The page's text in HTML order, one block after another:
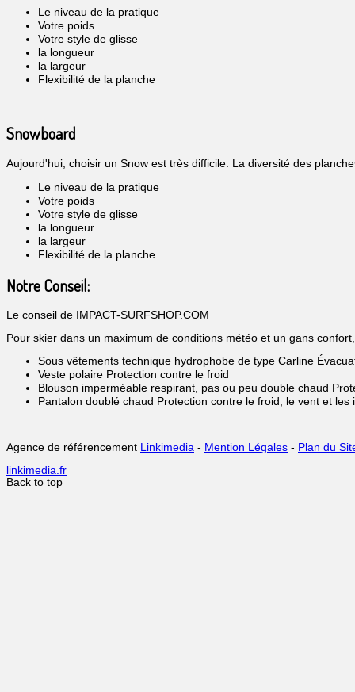
Le niveau de la pratique
Votre poids
Votre style de glisse
la longueur
la largeur
Flexibilité de la planche
Snowboard
Aujourd'hui, choisir un Snow est très difficile. La diversité des
Le niveau de la pratique
Votre poids
Votre style de glisse
la longueur
la largeur
Flexibilité de la planche
Notre Conseil:
Le conseil de IMPACT-SURFSHOP.COM
Pour skier dans un maximum de conditions météo et un gans
Sous vêtements technique hydrophobe de type Carline
Veste polaire Protection contre le froid
Blouson imperméable respirant, pas ou peu double chaud
Pantalon doublé chaud Protection contre le froid, le vent et les
Agence de référencement Linkimedia - Mention Légales - Plan du
linkimedia.fr
Back to top